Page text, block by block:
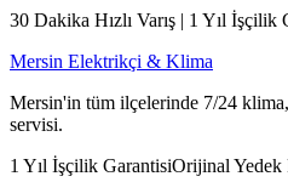
30 Dakika Hızlı Varış | 1 Yıl İşçilik
Mersin Elektrikçi & Klima
Mersin'in tüm ilçelerinde 7/24
servisi.
1 Yıl İşçilik GarantisiOrijinal Yedek